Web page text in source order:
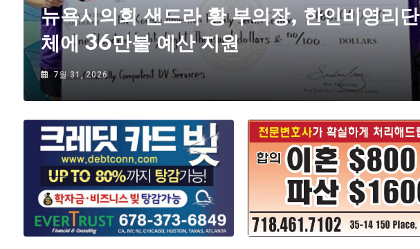
뉴욕시의회 샌드라 황 부의장, 한인비영리단
체에 36만불 예산 지원
7월 31, 2026